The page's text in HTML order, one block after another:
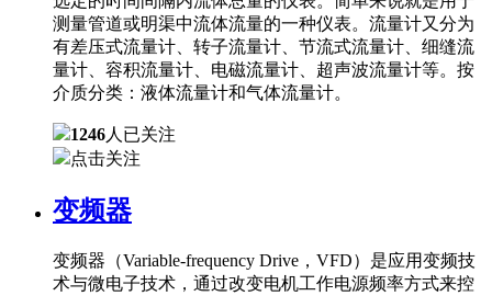
测量管道或明渠中流体流量的一种仪表。流量计又分为
有差压式流量计、转子流量计、节流式流量计、细缝流
量计、容积流量计、电磁流量计、超声波流量计等。按
介质分类：液体流量计和气体流量计。
1246人已关注
点击关注
变频器
变频器（Variable-frequency Drive，VFD）是应用变频技
术与微电子技术，通过改变电机工作电源频率方式来控